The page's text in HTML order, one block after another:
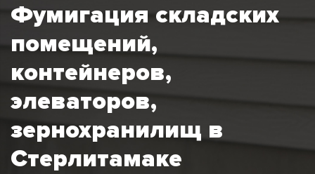
Фумигация складских
помещений,
контейнеров,
элеваторов,
зернохранилищ в
Стерлитамаке